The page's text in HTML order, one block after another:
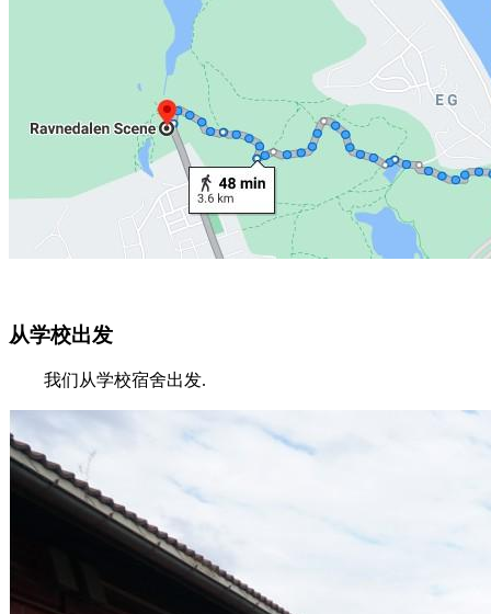
从学校出发
我们从学校宿舍出发.